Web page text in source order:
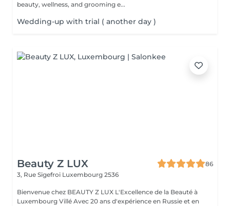
beauty, wellness, and grooming e...
Wedding-up with trial ( another day )
Beauty Z LUX
86
3, Rue Sigefroi Luxembourg 2536
Bienvenue chez BEAUTY Z LUX L'Excellence de la Beauté à
Luxembourg Villé Avec 20 ans d'expérience en Russie et en